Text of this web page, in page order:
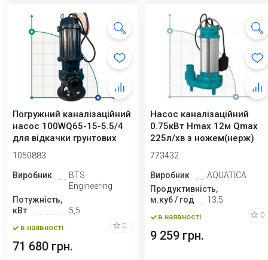
Погружний каналізаційний
насос 100WQ65-15-5.5/4
для відкачки грунтових
вод
1050883
Виробник
BTS
Engineering
Потужність,
кВт
5,5
в наявності 0
71 680 грн.
Насос каналізаційний
0.75кВт Hmax 12м Qmax
225л/хв з ножем(нерж)
773432
Виробник
AQUATICA
Продуктивність,
м.куб / год
13.5
в наявності 0
9 259 грн.